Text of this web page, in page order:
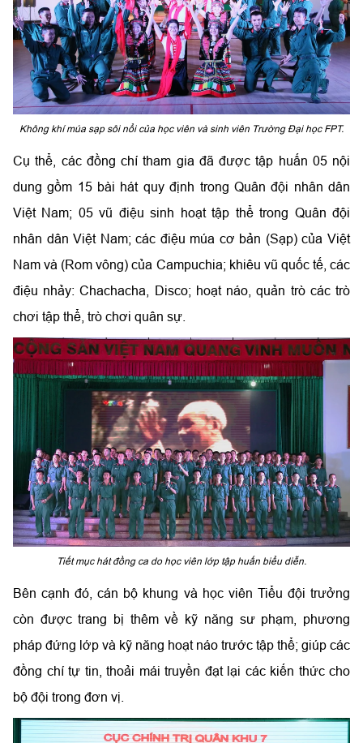
Không khí múa sạp sôi nổi của học viên và sinh viên Trường Đại học FPT.
Cụ thể, các đồng chí tham gia đã được tập huấn 05 nội
dung gồm 15 bài hát quy định trong Quân đội nhân dân
Việt Nam; 05 vũ điệu sinh hoạt tập thể trong Quân đội
nhân dân Việt Nam; các điệu múa cơ bản (Sạp) của Việt
Nam và (Rom vông) của Campuchia; khiêu vũ quốc tế, các
điệu nhảy: Chachacha, Disco; hoạt náo, quản trò các trò
chơi tập thể, trò chơi quân sự.
Tiết mục hát đồng ca do học viên lớp tập huấn biểu diễn.
Bên cạnh đó, cán bộ khung và học viên Tiểu đội trưởng
còn được trang bị thêm về kỹ năng sư phạm, phương
pháp đứng lớp và kỹ năng hoạt náo trước tập thể; giúp các
đồng chí tự tin, thoải mái truyền đạt lại các kiến thức cho
bộ đội trong đơn vị.